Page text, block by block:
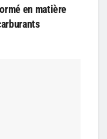
en matière